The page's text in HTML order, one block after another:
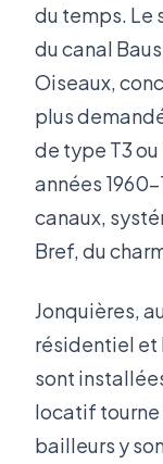
du temps. Le
du canal
Oiseaux,
plus
de type T3
années
canaux,
Bref, du
Jonquières,
résidentiel et
sont
locatif tourne
bailleurs y